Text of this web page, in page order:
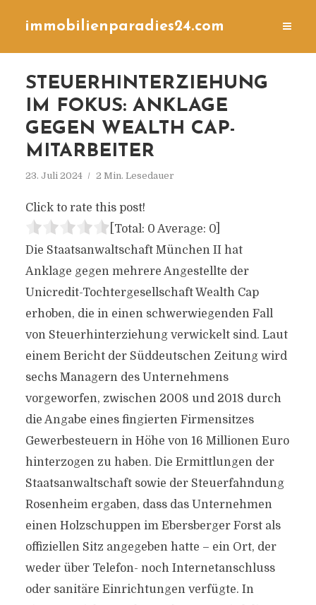
immobilienparadies24.com
STEUERHINTERZIEHUNG
IM FOKUS: ANKLAGE
GEGEN WEALTH CAP-
MITARBEITER
23. Juli 2024 2 Min. Lesedauer
Click to rate this post!
[Total: 0 Average: 0]
Die Staatsanwaltschaft München II hat
Anklage gegen mehrere Angestellte der
Unicredit-Tochtergesellschaft Wealth Cap
erhoben, die in einen schwerwiegenden Fall
von Steuerhinterziehung verwickelt sind. Laut
einem Bericht der Süddeutschen Zeitung wird
sechs Managern des Unternehmens
vorgeworfen, zwischen 2008 und 2018 durch
die Angabe eines fingierten Firmensitzes
Gewerbesteuern in Höhe von 16 Millionen Euro
hinterzogen zu haben. Die Ermittlungen der
Staatsanwaltschaft sowie der Steuerfahndung
Rosenheim ergaben, dass das Unternehmen
einen Holzschuppen im Ebersberger Forst als
offiziellen Sitz angegeben hatte – ein Ort, der
weder über Telefon- noch Internetanschluss
oder sanitäre Einrichtungen verfügte. In